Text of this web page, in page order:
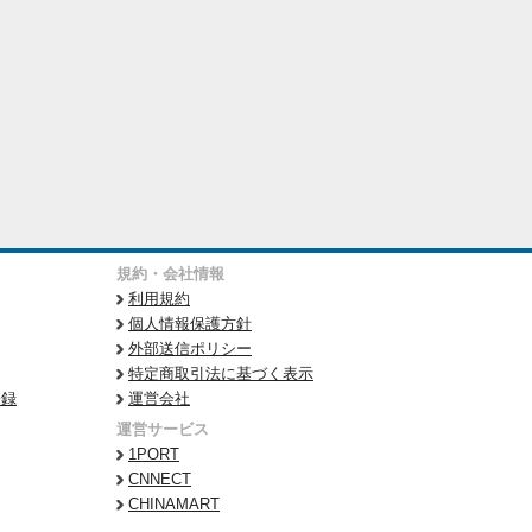
規約・会社情報
利用規約
個人情報保護方針
外部送信ポリシー
特定商取引法に基づく表示
運営会社
運営サービス
1PORT
CNNECT
CHINAMART